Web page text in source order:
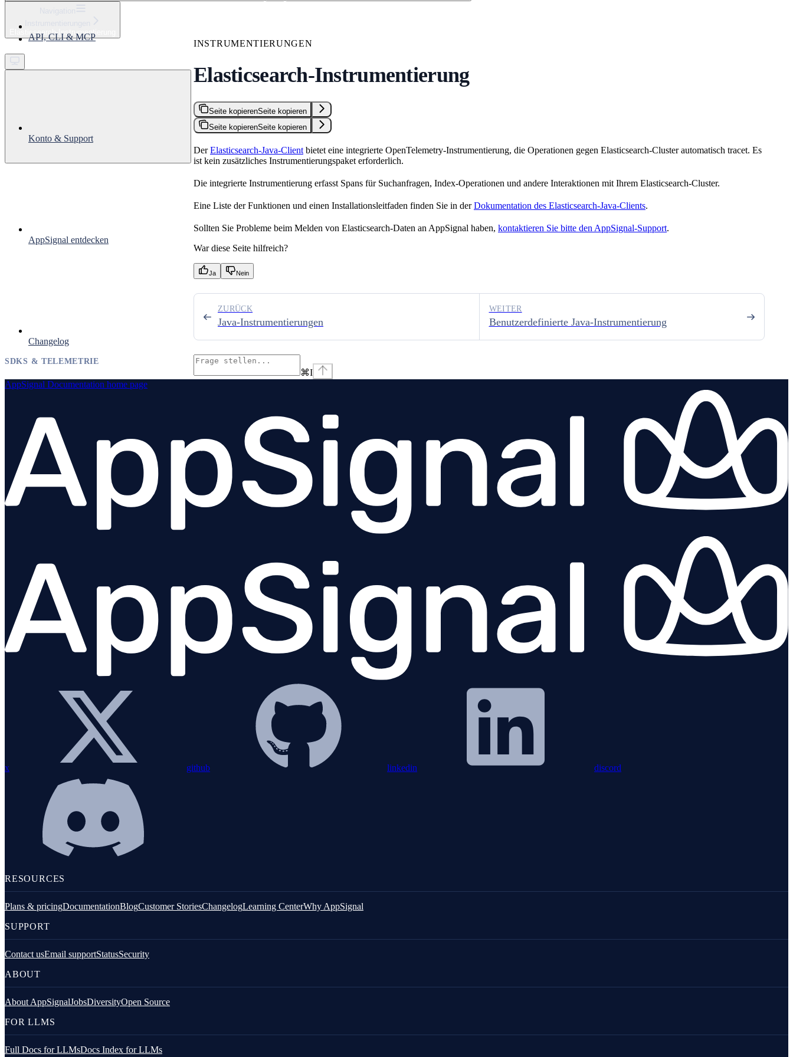
Get started
Elasticsearch-Instrumentierung
API, CLI & MCP
Konto & Support
AppSignal entdecken
Changelog
SDKS & TELEMETRIE
Übersicht
Node.js
INSTRUMENTIERUNGEN
Elasticsearch-Instrumentierung
Seite kopierenSeite kopieren
Seite kopierenSeite kopieren
DerElasticsearch-Java-Client bietet eine integrierte OpenTelemetry-Instrumentierung, die Operationen gegen Elasticsearch-Cluster automatisch tracet. Es
ist kein zusätzliches Instrumentierungspaket erforderlich.
Die integrierte Instrumentierung erfasst Spans für Suchanfragen, Index-Operationen und andere Interaktionen mit Ihrem Elasticsearch-Cluster.
Eine Liste der Funktionen und einen Installationsleitfaden finden Sie in derDokumentation des Elasticsearch-Java-Clients.
Sollten Sie Probleme beim Melden von Elasticsearch-Daten an AppSignal haben, kontaktieren Sie bitte den AppSignal-Support.
War diese Seite hilfreich?
Ja Nein
Java-Instrumentierungen
ZURÜCK
Benutzerdefinierte Java-Instrumentierung
WEITER
⌘I
AppSignal Documentation home page
x github linkedin discord
RESOURCES
Plans & pricingDocumentationBlogCustomer StoriesChangelogLearning CenterWhy AppSignal
SUPPORT
Contact usEmail supportStatusSecurity
ABOUT
About AppSignalJobsDiversityOpen Source
FOR LLMS
Full Docs for LLMsDocs Index for LLMs